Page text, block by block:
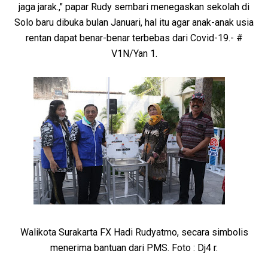
jaga jarak.," papar Rudy sembari menegaskan sekolah di
Solo baru dibuka bulan Januari, hal itu agar anak-anak usia
rentan dapat benar-benar terbebas dari Covid-19.- #
V1N/Yan 1.
Walikota Surakarta FX Hadi Rudyatmo, secara simbolis
menerima bantuan dari PMS. Foto : Dj4 r.